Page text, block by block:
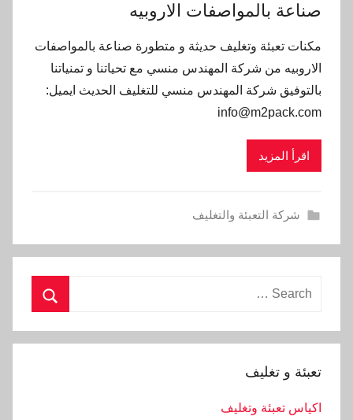
صناعة بالمواصفات الاروبيه
مكنات تعبئة وتغليف حديثة و متطورة صناعة بالمواصفات
الاروبيه من شركة المهندس منسي مع تحياتنا و تمنياتنا
بالتوفيق شركة المهندس منسي للتغليف الحديث ايميل:
info@m2pack.com
اقرأ المزيد
شركة التعبئة والتغليف
Search
تعبئة و تغليف
اكياس تعبئة وتغليف